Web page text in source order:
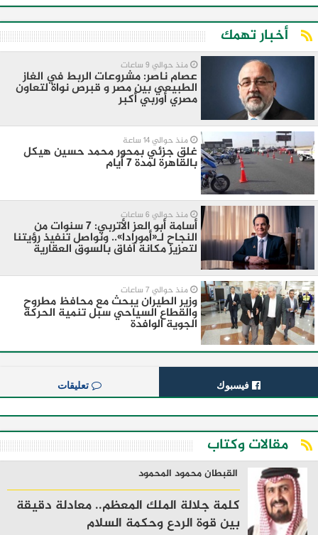
أخبار تهمك
منذ حوالي 9 ساعات
عصام ناصر: مشروعات الربط في الغاز
الطبيعي بين مصر و قبرص نواة لتعاون
مصري أوربي أكبر
منذ حوالي 14 ساعة
غلق جزئي بمحور محمد حسين هيكل
بالقاهرة لمدة 7 أيام
منذ حوالي 6 ساعات
أسامة أبو العز الأتربي: 7 سنوات من
النجاح لـ«أمورادا».. ونواصل تنفيذ رؤيتنا
لتعزيز مكانة آفاق بالسوق العقارية
منذ حوالي 7 ساعات
وزير الطيران يبحث مع محافظ مطروح
والقطاع السياحي سبل تنمية الحركة
الجوية الوافدة
فيسبوك تعليقات
مقالات وكتاب
القبطان محمود المحمود
كلمة جلالة الملك المعظم.. معادلة دقيقة
بين قوة الردع وحكمة السلام